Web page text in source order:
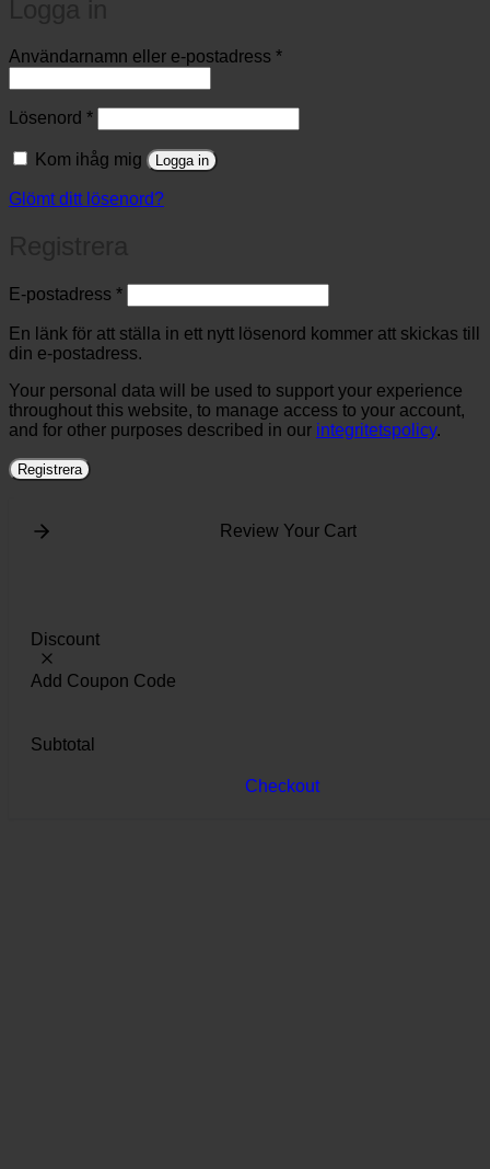
Användarnamn eller e-postadress *Obligatoriskt
Lösenord *Obligatoriskt
Kom ihåg mig Logga in
Glömt ditt lösenord?
E-postadress *Obligatoriskt
En länk för att ställa in ett nytt lösenord kommer att skickas till
din e-postadress.
Your personal data will be used to support your experience
throughout this website, to manage access to your account,
and for other purposes described in our integritetspolicy.
Registrera
Review Your Cart
Discount
Add Coupon Code
Subtotal
Checkout